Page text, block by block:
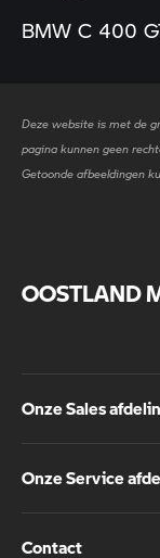
BMW C 400
Deze website is met de
pagina kunnen geen
Getoonde afbeeldingen
OOSTLAND
Onze Sales
Onze Service
Contact